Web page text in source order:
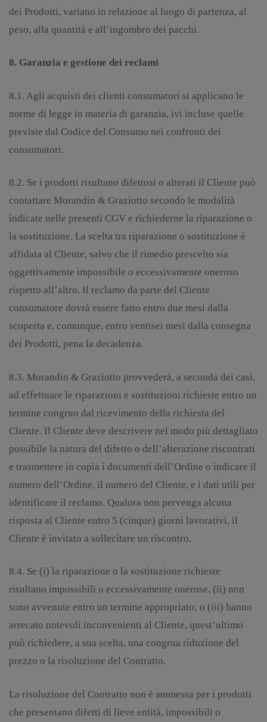
dei Prodotti, variano in relazione al luogo di partenza, al
peso, alla quantità e all’ingombro dei pacchi.
8. Garanzia e gestione dei reclami
8.1. Agli acquisti dei clienti consumatori si applicano le
norme di legge in materia di garanzia, ivi incluse quelle
previste dal Codice del Consumo nei confronti dei
consumatori.
8.2. Se i prodotti risultano difettosi o alterati il Cliente può
contattare Morandin & Graziotto secondo le modalità
indicate nelle presenti CGV e richiederne la riparazione o
la sostituzione. La scelta tra riparazione o sostituzione è
affidata al Cliente, salvo che il rimedio prescelto sia
oggettivamente impossibile o eccessivamente oneroso
rispetto all’altro. Il reclamo da parte del Cliente
consumatore dovrà essere fatto entro due mesi dalla
scoperta e, comunque, entro ventisei mesi dalla consegna
dei Prodotti, pena la decadenza.
8.3. Morandin & Graziotto provvederà, a seconda dei casi,
ad effettuare le riparazioni e sostituzioni richieste entro un
termine congruo dal ricevimento della richiesta del
Cliente. Il Cliente deve descrivere nel modo più dettagliato
possibile la natura del difetto o dell’alterazione riscontrati
e trasmettere in copia i documenti dell’Ordine o indicare il
numero dell’Ordine, il numero del Cliente, e i dati utili per
identificare il reclamo. Qualora non pervenga alcuna
risposta al Cliente entro 5 (cinque) giorni lavorativi, il
Cliente è invitato a sollecitare un riscontro.
8.4. Se (i) la riparazione o la sostituzione richieste
risultano impossibili o eccessivamente onerose, (ii) non
sono avvenute entro un termine appropriato; o (iii) hanno
arrecato notevoli inconvenienti al Cliente, quest’ultimo
può richiedere, a sua scelta, una congrua riduzione del
prezzo o la risoluzione del Contratto.
La risoluzione del Contratto non è ammessa per i prodotti
che presentano difetti di lieve entità, impossibili o